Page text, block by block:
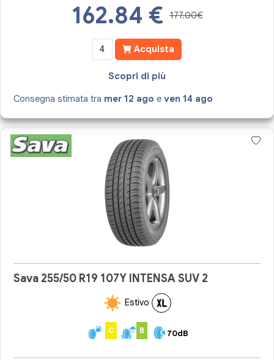
162.84 € 177.00€
Acquista
Scopri di più
Consegna stimata tra mer 12 ago even 14 ago
Sava 255/50 R19 107Y INTENSA SUV 2
Estivo
C B 70dB